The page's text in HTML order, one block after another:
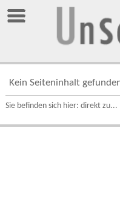
Kein Seiteninhalt
Sie befinden sich hier: direkt zu...